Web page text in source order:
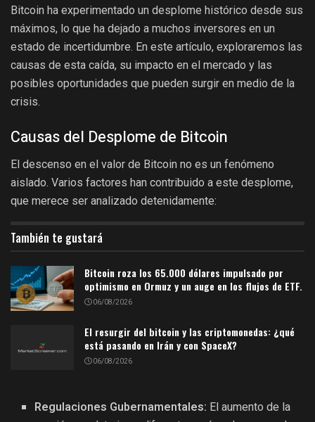
Bitcoin ha experimentado un desplome histórico desde sus
máximos, lo que ha dejado a muchos inversores en un
estado de incertidumbre. En este artículo, exploraremos las
causas de esta caída, su impacto en el mercado y las
posibles oportunidades que pueden surgir en medio de la
crisis.
Causas del Desplome de Bitcoin
El descenso en el valor de Bitcoin no es un fenómeno
aislado. Varios factores han contribuido a este desplome,
que merece ser analizado detenidamente:
También te gustará
Bitcoin roza los 65.000 dólares impulsado por
optimismo en Ormuz y un auge en los flujos de ETF.
06/08/2026
El resurgir del bitcoin y las criptomonedas: ¿qué
está pasando en Irán y con SpaceX?
06/08/2026
Regulaciones Gubernamentales: El aumento de la